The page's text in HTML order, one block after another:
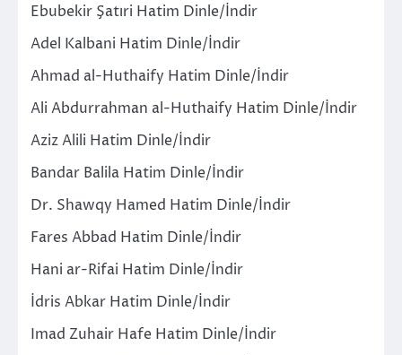
Ebubekir Şatıri Hatim Dinle/İndir
Adel Kalbani Hatim Dinle/İndir
Ahmad al-Huthaify Hatim Dinle/İndir
Ali Abdurrahman al-Huthaify Hatim Dinle/İndir
Aziz Alili Hatim Dinle/İndir
Bandar Balila Hatim Dinle/İndir
Dr. Shawqy Hamed Hatim Dinle/İndir
Fares Abbad Hatim Dinle/İndir
Hani ar-Rifai Hatim Dinle/İndir
İdris Abkar Hatim Dinle/İndir
Imad Zuhair Hafe Hatim Dinle/İndir